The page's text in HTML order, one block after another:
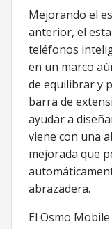
Mejorando el
anterior, el
teléfonos
en un marco
de equilibrar y
barra de
ayudar a
viene con una
mejorada que
abrazadera.
El Osmo